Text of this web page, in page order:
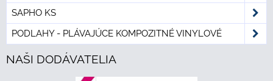
SAPHO KS
PODLAHY - PLÁVAJÚCE KOMPOZITNÉ VINYLOVÉ
NAŠI DODÁVATELIA